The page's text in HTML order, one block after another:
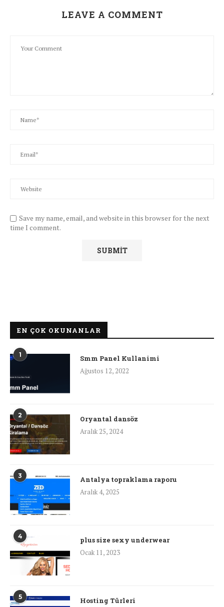
LEAVE A COMMENT
Save my name, email, and website in this browser for the next
time I comment.
EN ÇOK OKUNANLAR
1
Smm Panel Kullanimi
Ağustos 12, 2022
2
Oryantal dansöz
Aralık 25, 2024
3
Antalya topraklama raporu
Aralık 4, 2025
4
plus size sexy underwear
Ocak 11, 2023
5
Hosting Türleri